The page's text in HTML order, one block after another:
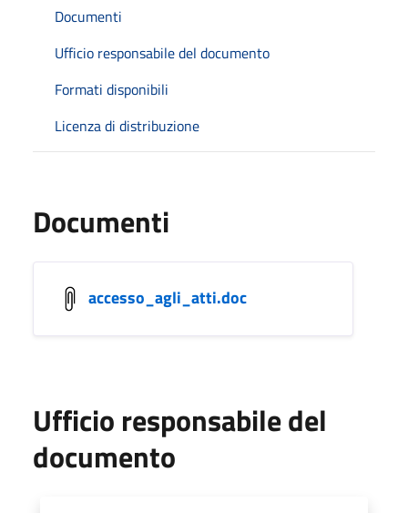
Documenti
Ufficio responsabile del documento
Formati disponibili
Licenza di distribuzione
Documenti
accesso_agli_atti.doc
Ufficio responsabile del
documento